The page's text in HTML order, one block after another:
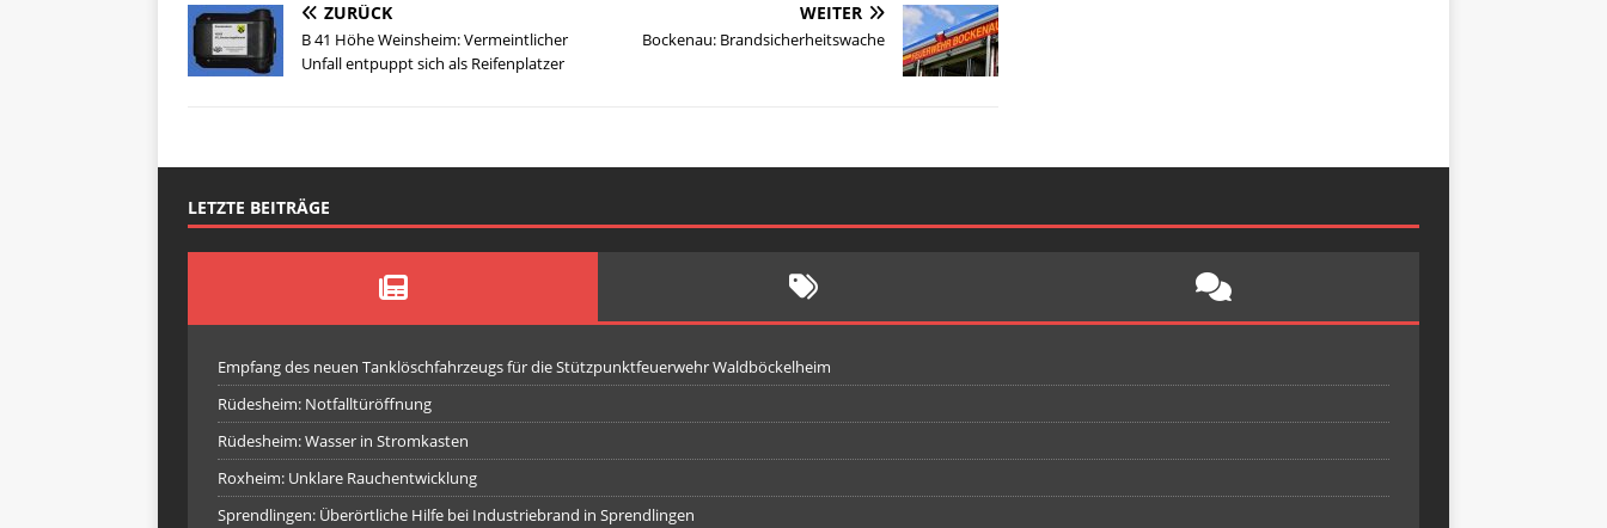
ZURÜCK
B 41 Höhe Weinsheim: Vermeintlicher
Unfall entpuppt sich als Reifenplatzer
WEITER
Bockenau: Brandsicherheitswache
LETZTE BEITRÄGE
Empfang des neuen Tanklöschfahrzeugs für die Stützpunktfeuerwehr Waldböckelheim
Rüdesheim: Notfalltüröffnung
Rüdesheim: Wasser in Stromkasten
Roxheim: Unklare Rauchentwicklung
Sprendlingen: Überörtliche Hilfe bei Industriebrand in Sprendlingen